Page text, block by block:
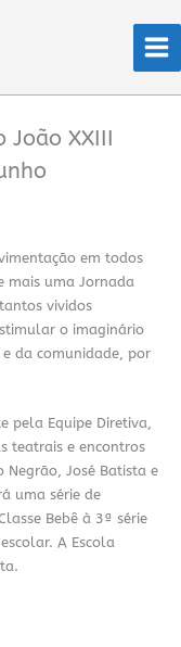
João XXIII
em todos
mais uma Jornada
vividos
o imaginário
da comunidade, por
pela Equipe Diretiva,
teatrais e encontros
Negrão, José Batista e
uma série de
Bebê à 3ª série
A Escola